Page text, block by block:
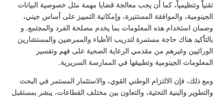
تقنياً وتنظيمياً، كما أن يجب معالجة قضايا مهمة مثل خصوصية البيانات
الجينومية، والموافقة المستنيرة، وإمكانية التمييز على أساس جيني،
وضمان استخدام هذه المعلومات بما يخدم مصلحة الفرد والمجتمع. و
بالتأكيد هناك حاجة مستمرة لتدريب الأطباء والممرضين والمستشارين
الوراثيين وغيرهم من مقدمي الرعاية الصحية على فهم وتفسير
المعلومات الجينومية وتطبيقها في الممارسة السريرية.
ومع ذلك، فإن الالتزام الوطني القوي، والاستثمار المستمر في البحث
والتطوير والبنية التحتية، والتعاون بين مختلف القطاعات، يبشر بمستقبل